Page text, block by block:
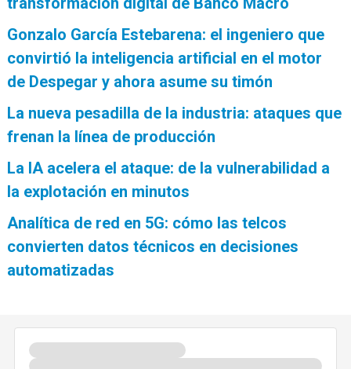
Gonzalo García Estebarena: el ingeniero que
convirtió la inteligencia artificial en el motor
de Despegar y ahora asume su timón
La nueva pesadilla de la industria: ataques que
frenan la línea de producción
La IA acelera el ataque: de la vulnerabilidad a
la explotación en minutos
Analítica de red en 5G: cómo las telcos
convierten datos técnicos en decisiones
automatizadas